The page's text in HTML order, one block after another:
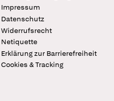
Impressum
Datenschutz
Widerrufsrecht
Netiquette
Erklärung zur Barrierefreiheit
Cookies & Tracking